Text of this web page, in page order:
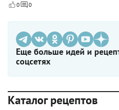
0 0
Еще больше идей и
соцсетях
Каталог рецептов